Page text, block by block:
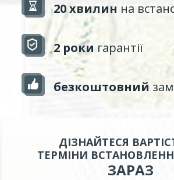
20 хвилин на
2 роки гарантії
безкоштовний
ДІЗНАЙТЕСЯ
ТЕРМІНИ
ЗАРАЗ